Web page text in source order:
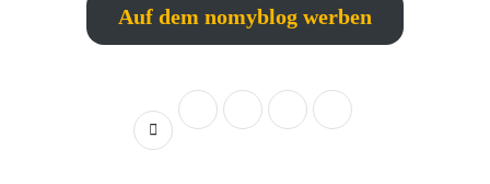
Auf dem nomyblog werben